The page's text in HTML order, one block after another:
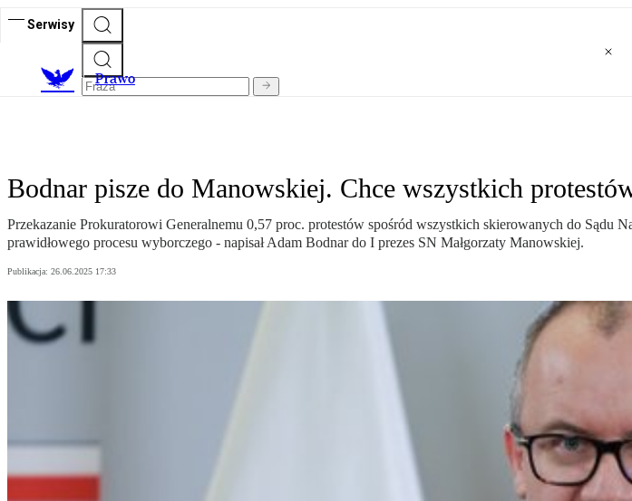
Serwisy
Prawo
Bodnar pisze do Manowskiej. Chce wszystkich
Przekazanie Prokuratorowi Generalnemu 0,57 proc. protestów spośród wszystkich skierowanych do Sądu
prawidłowego procesu wyborczego - napisał Adam Bodnar do I prezes SN Małgorzaty Manowskiej.
Publikacja: 26.06.2025 17:33